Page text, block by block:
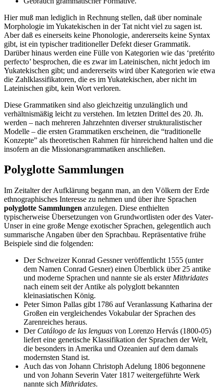
Hier muß man lediglich in Rechnung stellen, daß über nominale
Morphologie im Yukatekischen in der Tat nicht viel zu sagen ist.
Aber daß es einerseits keine Phonologie, andererseits keine Syntax
gibt, ist ein typischer traditioneller Defekt dieser Grammatik.
Darüber hinaus werden eine Fülle von Kategorien wie das ‘pretérito
perfecto’ besprochen, die es zwar im Lateinischen, nicht jedoch im
Yukatekischen gibt; und andererseits wird über Kategorien wie etwa
die Zahlklassifikatoren, die es im Yukatekischen, aber nicht im
Lateinischen gibt, kein Wort verloren.
Diese Grammatiken sind also gleichzeitig unzulänglich und
verhältnismäßig leicht zu verstehen. Im letzten Drittel des 20. Jh.
werden – nach mehreren Jahrzehnten diverser strukturalistischer
Modelle – die ersten Grammatiken erscheinen, die “traditionelle
Konzepte” als theoretischen Rahmen für hinreichend halten und die
insofern an die Missionarsgrammatiken anschließen.
Polyglotte Sammlungen
Im Zeitalter der Aufklärung begann man, an den Völkern der Erde
ethnographisches Interesse zu nehmen und über ihre Sprachen
polyglotte Sammlungen anzulegen. Diese enthielten
typischerweise Übersetzungen von Grundwortlisten oder des Vater-
Unser in eine große Menge exotischer Sprachen, gelegentlich auch
summarische Angaben über den Sprachbau. Repräsentative frühe
Beispiele sind die folgenden:
Der Schweizer Konrad Gessner veröffentlicht 1555 (unter
dem Namen Conrad Gesner) einen Überblick über 25 antike
und moderne Sprachen und nannte sie als erster Mithridates
nach einem seit der Antike als polyglott bekannten
kleinasiatischen König.
Peter Simon Pallas gibt 1786 auf Veranlassung Katharina der
Großen ein vergleichendes Vokabular der Sprachen des
Zarenreiches heraus.
Der Catálogo de las lenguas von Lorenzo Hervás (1800-05)
liefert eine genetische Klassifikation der Sprachen der Welt,
die besonders in Amerika und Ozeanien auf dem damals
modernsten Stand ist.
Auch das von Johann Christoph Adelung 1806 begonnene
und von Johann Severin Vater 1817 weitergeführte Werk
nannte sich Mithridates.